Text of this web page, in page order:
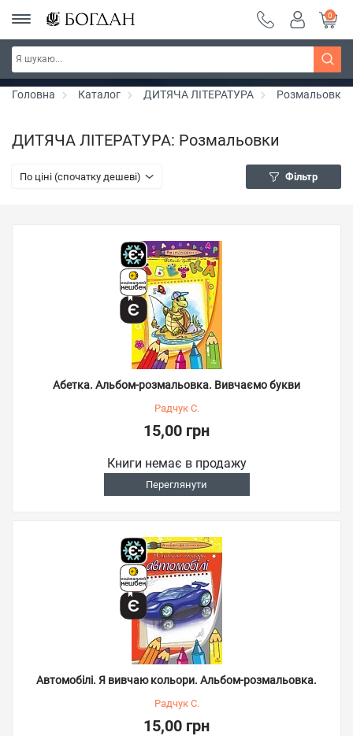
Серія "Чейзіана" ~ знижка 20%
0
Головна Каталог ДИТЯЧА ЛІТЕРАТУРА Розмальовки
ДИТЯЧА ЛІТЕРАТУРА: Розмальовки
По ціні (спочатку дешеві) Фільтр
Абетка. Альбом-розмальовка. Вивчаємо букви
Радчук С.
15,00 грн
Книги немає в продажу
Переглянути
Автомобілі. Я вивчаю кольори. Альбом-розмальовка.
Радчук С.
15,00 грн